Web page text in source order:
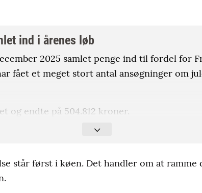
ind i årenes løb
2025 samlet penge ind til fordel for
fået et meget stort antal ansøgninger om
og endte på 504.812 kroner.
på initiativ fra Frelsens Hær, og siden er
på Fyn.
står først i køen. Det handler om at ramme